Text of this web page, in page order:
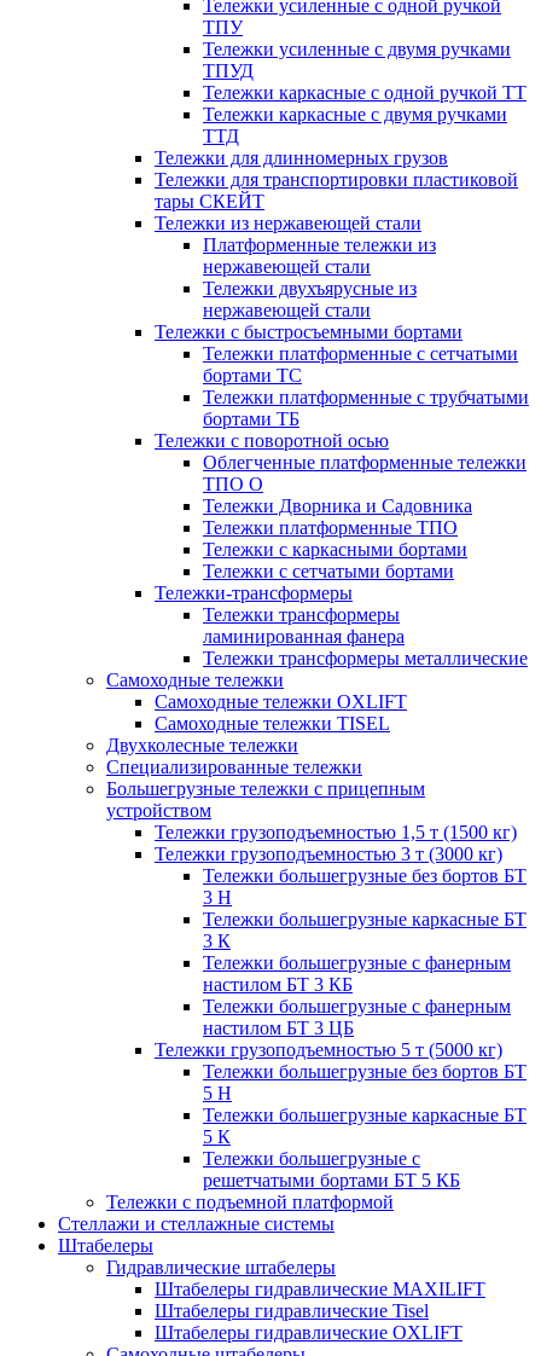
Тележки усиленные с одной ручкой
ТПУ
Тележки усиленные с двумя ручками
ТПУД
Тележки каркасные с одной ручкой ТТ
Тележки каркасные с двумя ручками
ТТД
Тележки для длинномерных грузов
Тележки для транспортировки пластиковой
тары СКЕЙТ
Тележки из нержавеющей стали
Платформенные тележки из
нержавеющей стали
Тележки двухъярусные из
нержавеющей стали
Тележки с быстросъемными бортами
Тележки платформенные с сетчатыми
бортами ТС
Тележки платформенные с трубчатыми
бортами ТБ
Тележки с поворотной осью
Облегченные платформенные тележки
ТПО О
Тележки Дворника и Садовника
Тележки платформенные ТПО
Тележки с каркасными бортами
Тележки с сетчатыми бортами
Тележки-трансформеры
Тележки трансформеры
ламинированная фанера
Тележки трансформеры металлические
Самоходные тележки
Самоходные тележки OXLIFT
Самоходные тележки TISEL
Двухколесные тележки
Специализированные тележки
Большегрузные тележки с прицепным
устройством
Тележки грузоподъемностью 1,5 т (1500 кг)
Тележки грузоподъемностью 3 т (3000 кг)
Тележки большегрузные без бортов БТ
3 Н
Тележки большегрузные каркасные БТ
3 К
Тележки большегрузные с фанерным
настилом БТ 3 КБ
Тележки большегрузные с фанерным
настилом БТ 3 ЦБ
Тележки грузоподъемностью 5 т (5000 кг)
Тележки большегрузные без бортов БТ
5 Н
Тележки большегрузные каркасные БТ
5 К
Тележки большегрузные с
решетчатыми бортами БТ 5 КБ
Тележки с подъемной платформой
Стеллажи и стеллажные системы
Штабелеры
Гидравлические штабелеры
Штабелеры гидравлические MAXILIFT
Штабелеры гидравлические Tisel
Штабелеры гидравлические OXLIFT